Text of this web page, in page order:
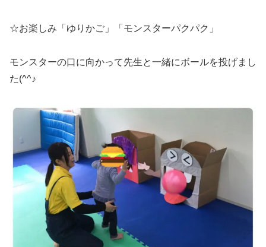
☆お楽しみ「ゆりかご」「モンスターパクパク」
モンスターの口に向かって先生と一緒にボールを投げまし
た(^^♪